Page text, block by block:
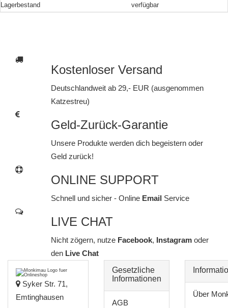
Lagerbestand
verfügbar
Kostenloser Versand
Deutschlandweit ab 29,- EUR (ausgenommen
Katzestreu)
Geld-Zurück-Garantie
Unsere Produkte werden dich begeistern oder
Geld zurück!
ONLINE SUPPORT
Schnell und sicher - Online Email Service
LIVE CHAT
Nicht zögern, nutze Facebook, Instagram oder
denLive Chat
Syker Str. 71,
Emtinghausen
Gesetzliche
Informationen
AGB
Über